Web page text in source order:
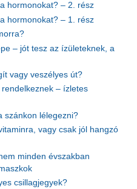
hormonokat? – 2. rész
hormonokat? – 1. rész
– jót tesz az ízületeknek, a
vagy veszélyes út?
– ízletes
szánkon lélegezni?
vagy csak jól hangzó
minden évszakban
csillagjegyek?